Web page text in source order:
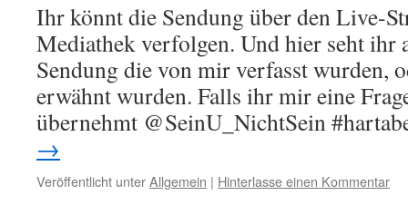
Ihr könnt die Sendung über den Live-
Mediathek verfolgen. Und hier seht ihr
Sendung die von mir verfasst wurden,
erwähnt wurden. Falls ihr mir eine
übernehmt @SeinU_NichtSein
→
Veröffentlicht unterAllgemein | Hinterlasse einen Kommentar